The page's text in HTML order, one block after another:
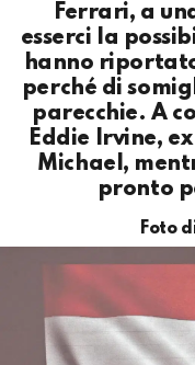
Ferrari, a
esserci la
hanno
perché di
parecchie. A
Eddie Irvine,
Michael,
pronto
Foto